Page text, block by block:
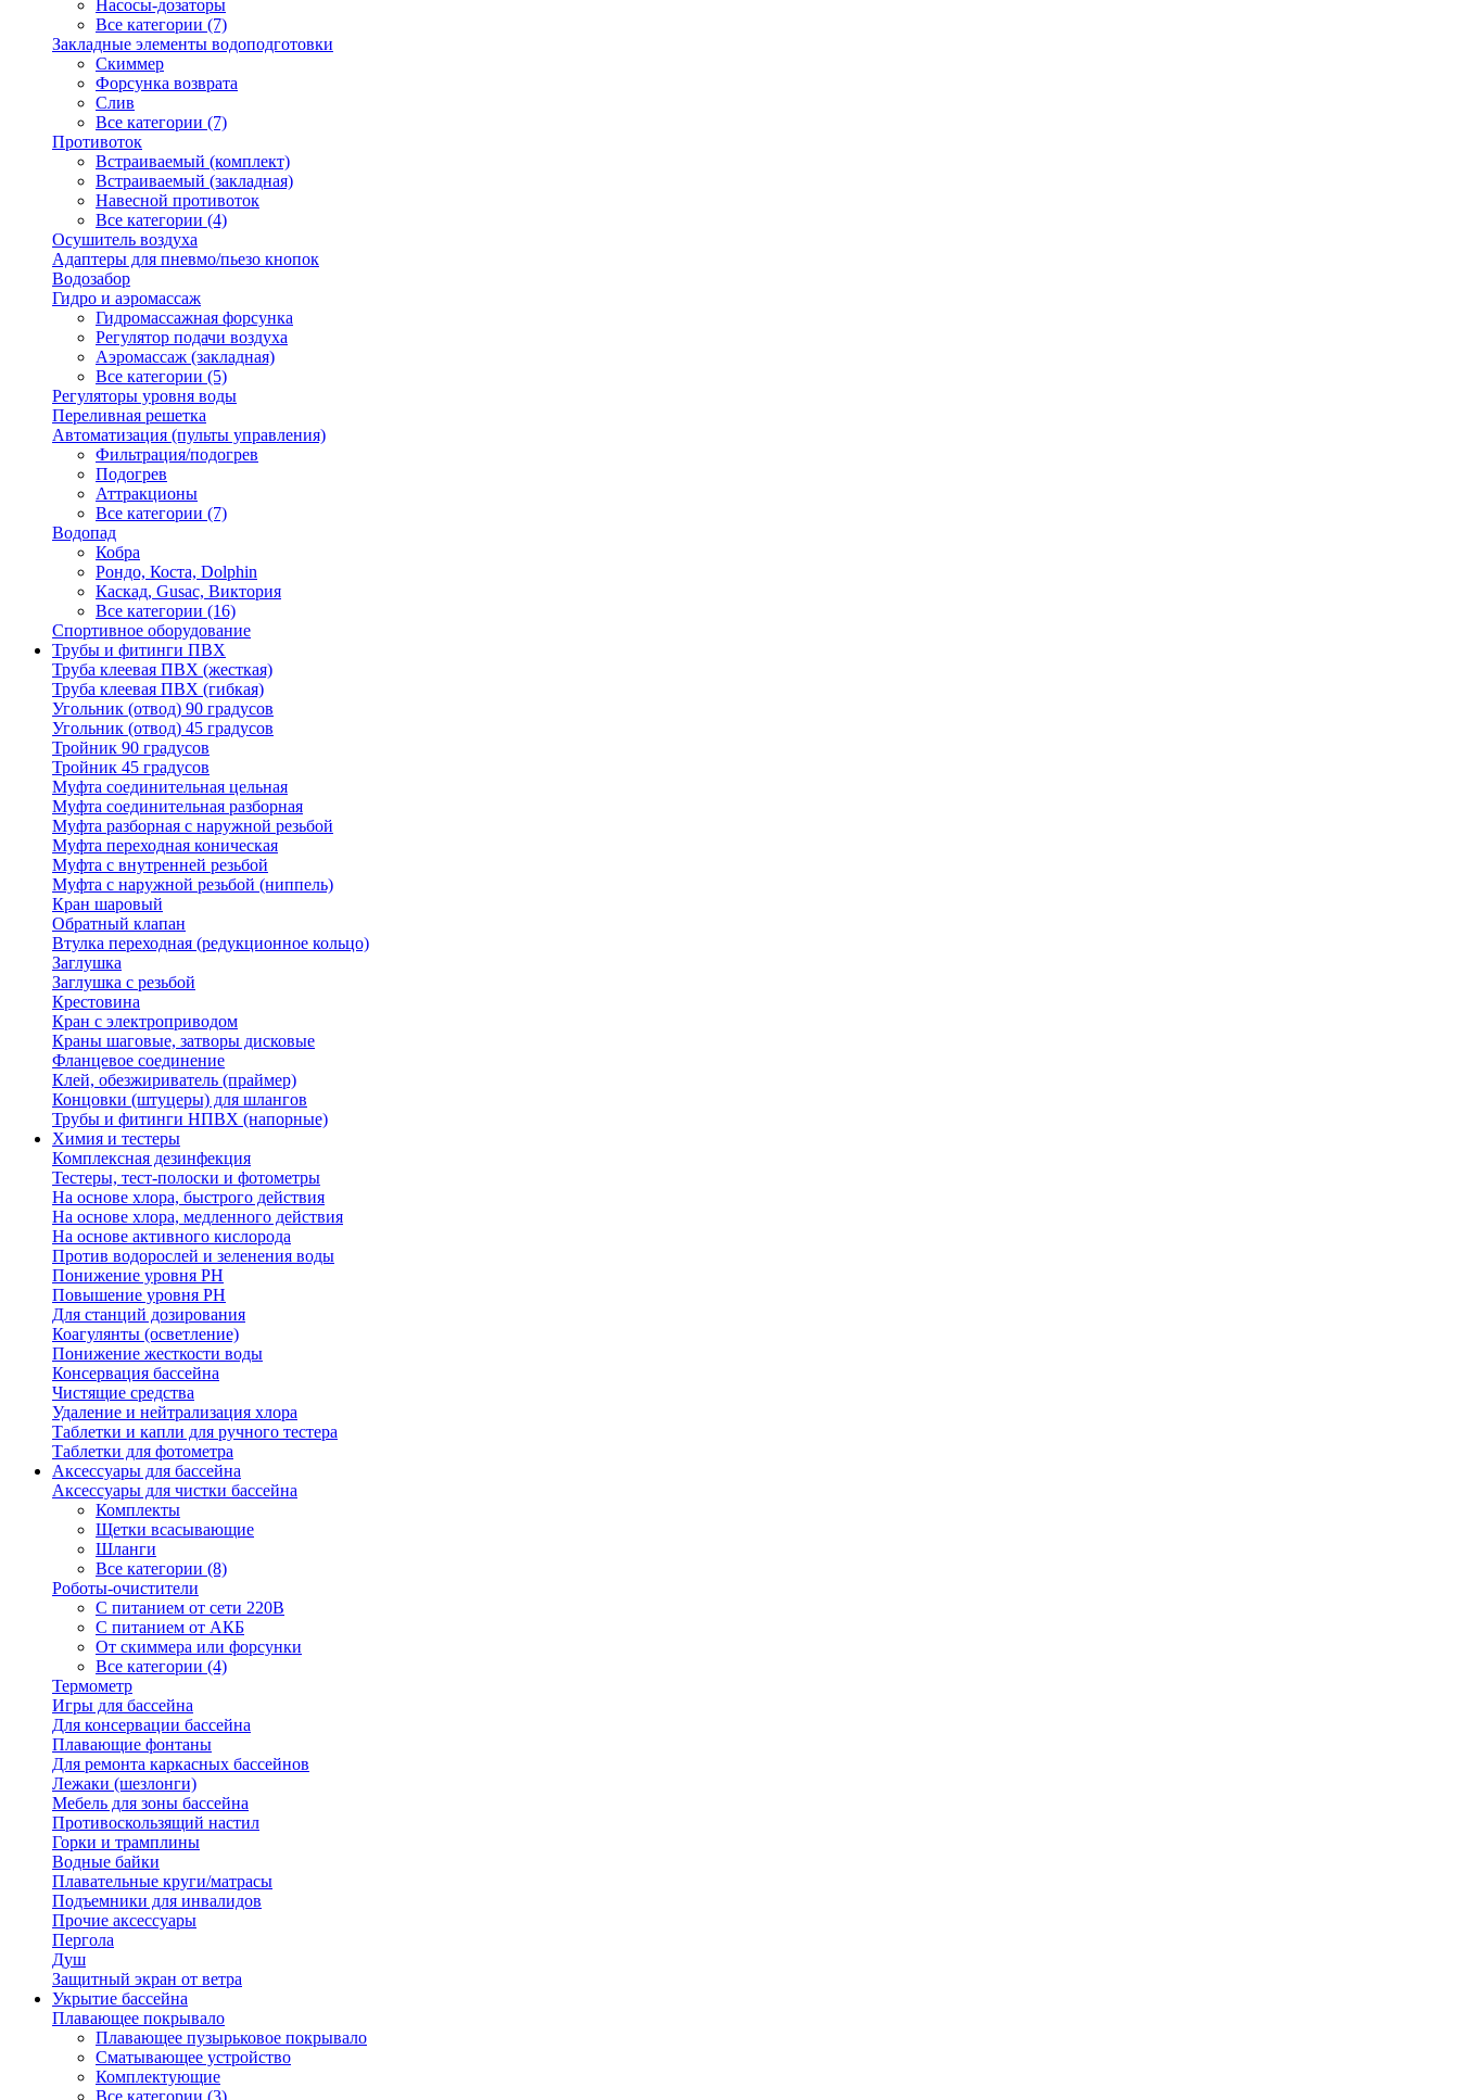
Насосы-дозаторы
Все категории (7)
Закладные элементы водоподготовки
Скиммер
Форсунка возврата
Слив
Все категории (7)
Противоток
Встраиваемый (комплект)
Встраиваемый (закладная)
Навесной противоток
Все категории (4)
Осушитель воздуха
Адаптеры для пневмо/пьезо кнопок
Водозабор
Гидро и аэромассаж
Гидромассажная форсунка
Регулятор подачи воздуха
Аэромассаж (закладная)
Все категории (5)
Регуляторы уровня воды
Переливная решетка
Автоматизация (пульты управления)
Фильтрация/подогрев
Подогрев
Аттракционы
Все категории (7)
Водопад
Кобра
Рондо, Коста, Dolphin
Каскад, Gusac, Виктория
Все категории (16)
Спортивное оборудование
Трубы и фитинги ПВХ
Труба клеевая ПВХ (жесткая)
Труба клеевая ПВХ (гибкая)
Угольник (отвод) 90 градусов
Угольник (отвод) 45 градусов
Тройник 90 градусов
Тройник 45 градусов
Муфта соединительная цельная
Муфта соединительная разборная
Муфта разборная с наружной резьбой
Муфта переходная коническая
Муфта с внутренней резьбой
Муфта с наружной резьбой (ниппель)
Кран шаровый
Обратный клапан
Втулка переходная (редукционное кольцо)
Заглушка
Заглушка с резьбой
Крестовина
Кран с электроприводом
Краны шаговые, затворы дисковые
Фланцевое соединение
Клей, обезжириватель (праймер)
Концовки (штуцеры) для шлангов
Трубы и фитинги НПВХ (напорные)
Химия и тестеры
Комплексная дезинфекция
Тестеры, тест-полоски и фотометры
На основе хлора, быстрого действия
На основе хлора, медленного действия
На основе активного кислорода
Против водорослей и зеленения воды
Понижение уровня РН
Повышение уровня РН
Для станций дозирования
Коагулянты (осветление)
Понижение жесткости воды
Консервация бассейна
Чистящие средства
Удаление и нейтрализация хлора
Таблетки и капли для ручного тестера
Таблетки для фотометра
Аксессуары для бассейна
Аксессуары для чистки бассейна
Комплекты
Щетки всасывающие
Шланги
Все категории (8)
Роботы-очистители
С питанием от сети 220В
С питанием от АКБ
От скиммера или форсунки
Все категории (4)
Термометр
Игры для бассейна
Для консервации бассейна
Плавающие фонтаны
Для ремонта каркасных бассейнов
Лежаки (шезлонги)
Мебель для зоны бассейна
Противоскользящий настил
Горки и трамплины
Водные байки
Плавательные круги/матрасы
Подъемники для инвалидов
Прочие аксессуары
Пергола
Душ
Защитный экран от ветра
Укрытие бассейна
Плавающее покрывало
Плавающее пузырьковое покрывало
Сматывающее устройство
Комплектующие
Все категории (3)